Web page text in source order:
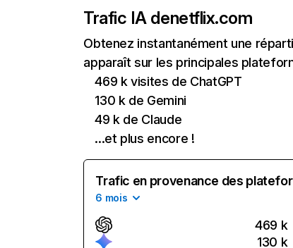
Trafic IA denetflix.com
Obtenez instantanément une
apparaît sur les principales
469 k visites de ChatGPT
130 k de Gemini
49 k de Claude
...et plus encore !
Trafic en provenance des
6 mois
469 k
130 k